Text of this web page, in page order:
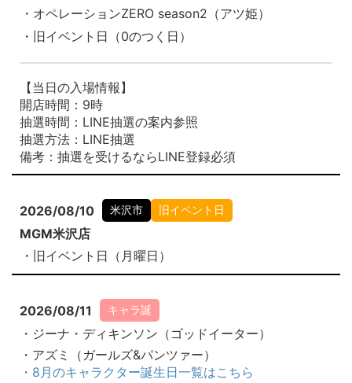
・オペレーションZERO season2（アツ姫）
・旧イベント日（0のつく日）
【当日の入場情報】
開店時間：9時
抽選時間：LINE抽選の案内参照
抽選方法：LINE抽選
備考：抽選を受けるならLINE登録必須
2026/08/10 米沢市 旧イベント日
MGM米沢店
・旧イベント日（月曜日）
2026/08/11 キャラ誕
・ジーナ・ディキンソン（ゴッドイーター）
・アズミ（ガールズ&パンツァー）
・8月のキャラクター誕生日一覧はこちら